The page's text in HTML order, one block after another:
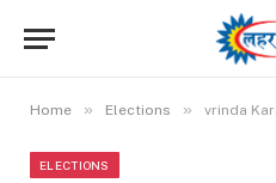
Home » Elections » vrinda Karat: वृंदा करात बोलीं,
ELECTIONS